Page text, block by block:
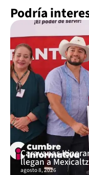
Podría
Caravanas
llegan a
agosto 8, 2026